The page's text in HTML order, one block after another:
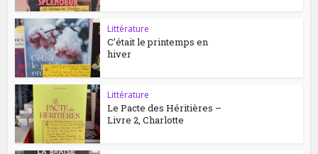
Littérature
C’était le printemps en
hiver
Littérature
Le Pacte des Héritières –
Livre 2, Charlotte